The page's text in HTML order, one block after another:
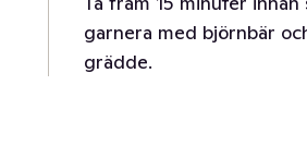
garnera med björnbär
grädde.